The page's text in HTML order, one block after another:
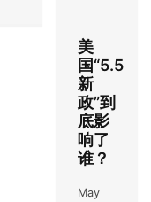
美
国“5.5
新
政”到
底影
响了
谁？
May